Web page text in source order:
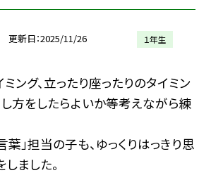
更新日 2025/11/26 １年生
ング、立ったり座ったりのタイミン
方をしたらよいか等考えながら練
葉」担当の子も、ゆっくりはっきり思
ました。